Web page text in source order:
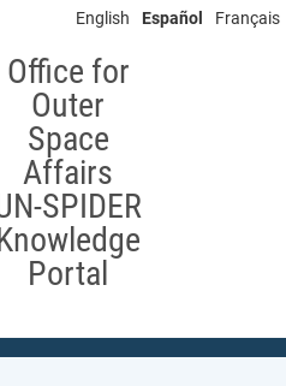
English Español Français
Office for
Outer
Space
Affairs
SPIDER
Portal